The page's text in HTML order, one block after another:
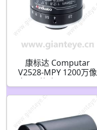
康标达 Computar
V2528-MPY 1200万像
素 1.1英寸 25mm F2.8